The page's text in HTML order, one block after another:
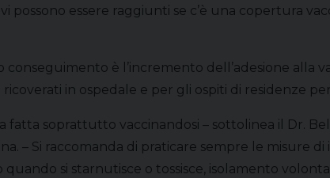
possono essere raggiunti se c’è una copertura
è l’incremento dell’adesione alla
in ospedale e per gli ospiti di residenze per
fatta soprattutto vaccinandosi – sottolinea il Dr.
– Si raccomanda di praticare sempre le
quando si starnutisce o tossisce, isolamento